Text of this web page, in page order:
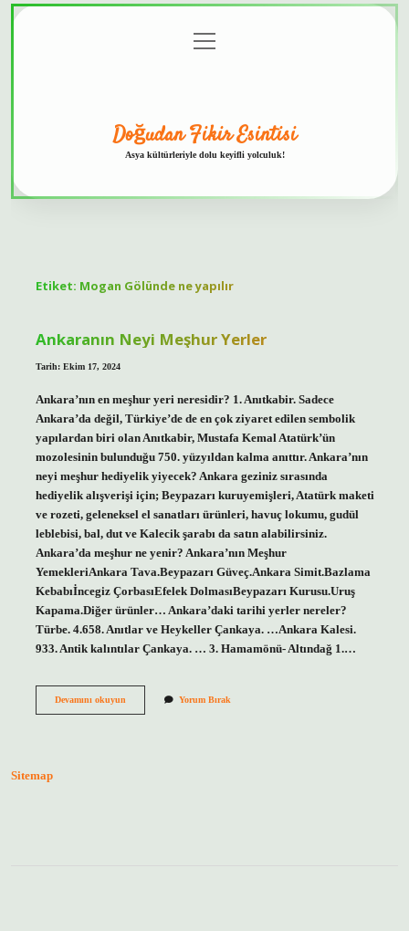
menüyü
aç
Doğudan Fikir Esintisi
Asya kültürleriyle dolu keyifli yolculuk!
Etiket: Mogan Gölünde ne yapılır
Ankaranın Neyi Meşhur Yerler
Tarih: Ekim 17, 2024
Ankara’nın en meşhur yeri neresidir? 1. Anıtkabir. Sadece
Ankara’da değil, Türkiye’de de en çok ziyaret edilen sembolik
yapılardan biri olan Anıtkabir, Mustafa Kemal Atatürk’ün
mozolesinin bulunduğu 750. yüzyıldan kalma anıttır. Ankara’nın
neyi meşhur hediyelik yiyecek? Ankara geziniz sırasında
hediyelik alışverişi için; Beypazarı kuruyemişleri, Atatürk maketi
ve rozeti, geleneksel el sanatları ürünleri, havuç lokumu, gudül
leblebisi, bal, dut ve Kalecik şarabı da satın alabilirsiniz.
Ankara’da meşhur ne yenir? Ankara’nın Meşhur
YemekleriAnkara Tava.Beypazarı Güveç.Ankara Simit.Bazlama
Kebabıİncegiz ÇorbasıEfelek DolmasıBeypazarı Kurusu.Uruş
Kapama.Diğer ürünler… Ankara’daki tarihi yerler nereler?
Türbe. 4.658. Anıtlar ve Heykeller Çankaya. …Ankara Kalesi.
933. Antik kalıntılar Çankaya. … 3. Hamamönü- Altındağ 1.…
Devamını okuyunAnkaranın
Yorum Bırak
Sitemap